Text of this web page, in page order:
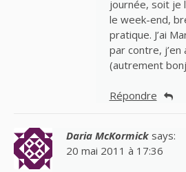
journée, soit je
le week-end,
pratique. J’ai
par contre, j’en
(autrement
Répondre
Daria McKormick says:
20 mai 2011 à 17:36